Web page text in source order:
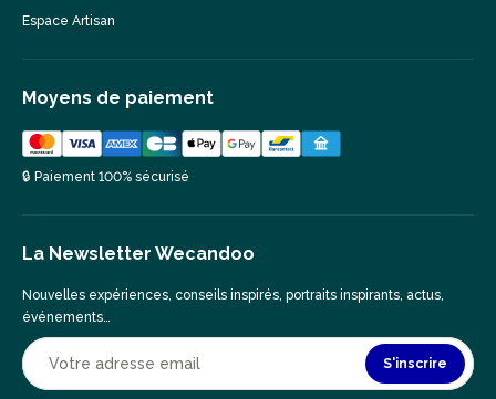
Espace Artisan
Moyens de paiement
🔒 Paiement 100% sécurisé
La Newsletter Wecandoo
Nouvelles expériences, conseils inspirés, portraits inspirants, actus,
événements…
S'inscrire